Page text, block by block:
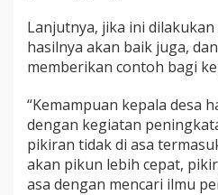
Lanjutnya, jika ini
hasilnya akan baik juga,
memberikan contoh bagi
“Kemampuan kepala desa
dengan kegiatan
pikiran tidak di asa
akan pikun lebih cepat,
asa dengan mencari ilmu